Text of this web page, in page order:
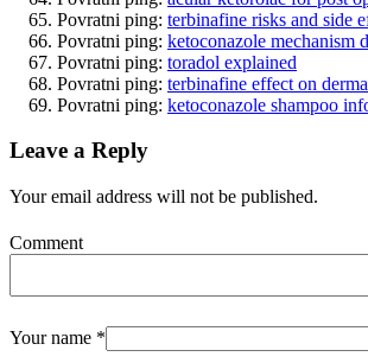
Povratni ping: terbinafine risks and side
Povratni ping: ketoconazole mechanism
Povratni ping: toradol explained
Povratni ping: terbinafine effect on
Povratni ping: ketoconazole shampoo
Leave a Reply
Your email address will not be published.
Comment
Your name *